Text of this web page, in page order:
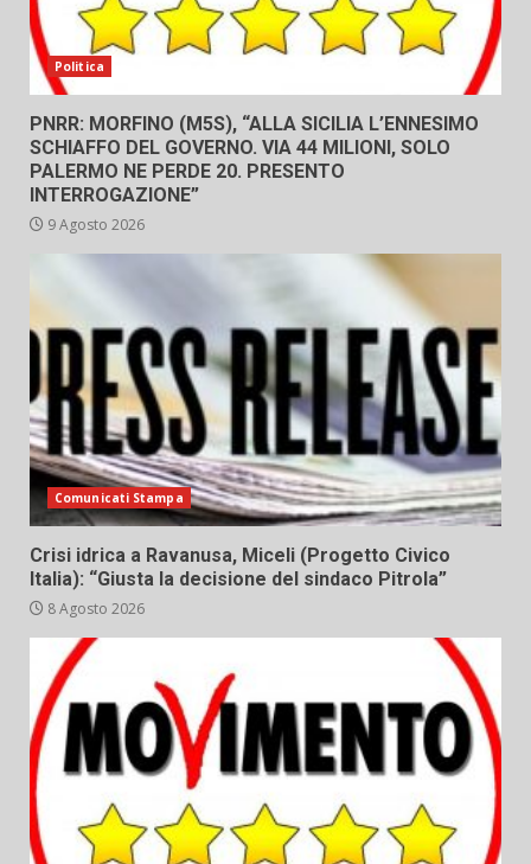
Politica
PNRR: MORFINO (M5S), “ALLA SICILIA L’ENNESIMO
SCHIAFFO DEL GOVERNO. VIA 44 MILIONI, SOLO
PALERMO NE PERDE 20. PRESENTO
INTERROGAZIONE”
9 Agosto 2026
Comunicati Stampa
Crisi idrica a Ravanusa, Miceli (Progetto Civico
Italia): “Giusta la decisione del sindaco Pitrola”
8 Agosto 2026